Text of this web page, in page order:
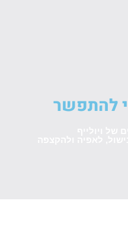
להתפשר